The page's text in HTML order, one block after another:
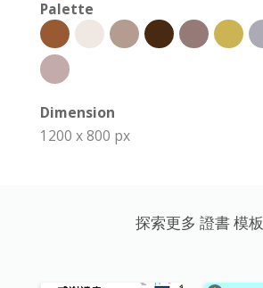
Palette
Dimension
1200 x 800 px
探索更多 證書 模板